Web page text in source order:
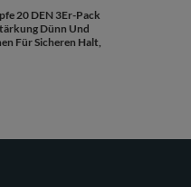
20 DEN 3Er-Pack
Dünn Und
Für Sicheren Halt,